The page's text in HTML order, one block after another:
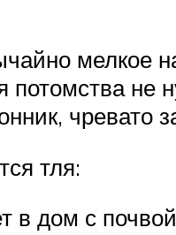
мелкое
потомства не
чревато
тля:
в дом с